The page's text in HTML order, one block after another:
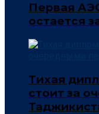
Первая
остается
Тихая
стоит за